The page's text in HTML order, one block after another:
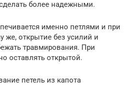
более надежными.
именно петлями и при
же, открытие без усилий и
травмирования. При
оставлять открытой.
петель из капота